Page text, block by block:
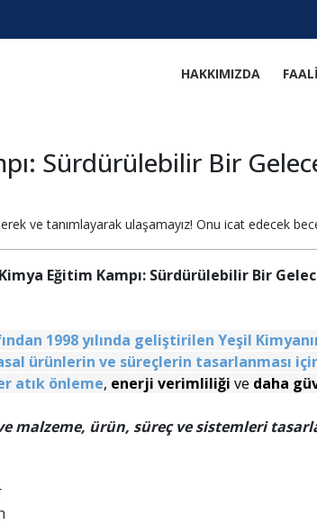
HAKKIMIZDA
Sürdürülebilir Bir
ve tanımlayarak ulaşamayız! Onu icat edecek
Eğitim Kampı: Sürdürülebilir Bir
1998 yılında geliştirilen Yeşil
ürünlerin ve süreçlerin tasarlanması
atık önleme, enerji verimliliği ve daha
malzeme, ürün, süreç ve sistemleri